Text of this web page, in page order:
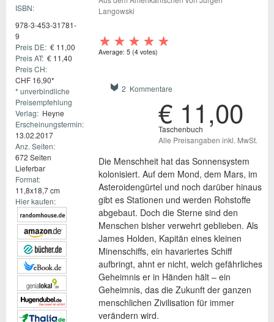
ISBN:
978-3-453-31781-
9
Preis DE: € 11,00
Preis AT: € 11,40
Preis CH:
CHF 16,90*
* unverbindliche
Preisempfehlung
Verlag: Heyne
Erscheinungstermin:
13.02.2017
Anz. Seiten:
672 Seiten
Lieferbar
Format:
11,8x18,7 cm
Hier kaufen:
Langowski
Average: 5 (4votes)
2 Kommentare
€ 11,00
Taschenbuch
Alle Preisangaben inkl. MwSt.
Die Menschheit hat das Sonnensystem
kolonisiert. Auf dem Mond, dem Mars, im
Asteroidengürtel und noch darüber hinaus
gibt es Stationen und werden Rohstoffe
abgebaut. Doch die Sterne sind den
Menschen bisher verwehrt geblieben. Als
James Holden, Kapitän eines kleinen
Minenschiffs, ein havariertes Schiff
aufbringt, ahnt er nicht, welch gefährliches
Geheimnis er in Händen hält – ein
Geheimnis, das die Zukunft der ganzen
menschlichen Zivilisation für immer
verändern wird.